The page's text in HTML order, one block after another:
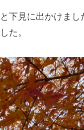
下見に出かけま
た。